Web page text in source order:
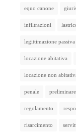
equo canone
infiltrazioni
legittimazione passiva
locazione abitativa
locazione non
penale preliminare
regolamento
risarcimento